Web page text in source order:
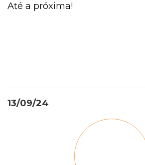
Até a próxima!
13/09/24